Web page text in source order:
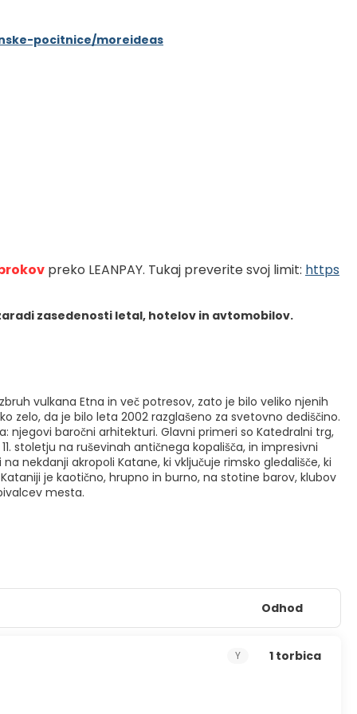
pocitnice/moreideas
preko LEANPAY. Tukaj preverite svoj limit: https
zasedenosti letal, hotelov in avtomobilov.
vulkana Etna in več potresov, zato je bilo veliko njenih
zelo, da je bilo leta 2002 razglašeno za svetovno dediščino.
njegovi baročni arhitekturi. Glavni primeri so Katedralni trg,
stoletju na ruševinah antičnega kopališča, in impresivni
nekdanji akropoli Katane, ki vključuje rimsko gledališče, ki
je kaotično, hrupno in burno, na stotine barov, klubov
mesta.
Odhod
Y 1 torbica